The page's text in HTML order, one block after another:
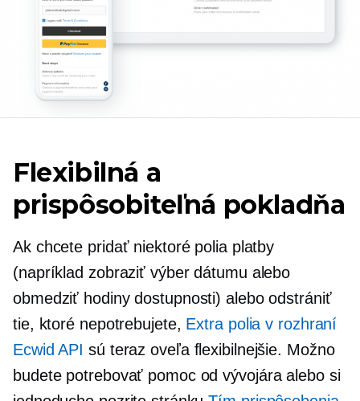
Flexibilná a
prispôsobiteľná pokladňa
Ak chcete pridať niektoré polia platby
(napríklad zobraziť výber dátumu alebo
obmedziť hodiny dostupnosti) alebo odstrániť
tie, ktoré nepotrebujete, Extra polia v rozhraní
Ecwid API sú teraz oveľa flexibilnejšie. Možno
budete potrebovať pomoc od vývojára alebo si